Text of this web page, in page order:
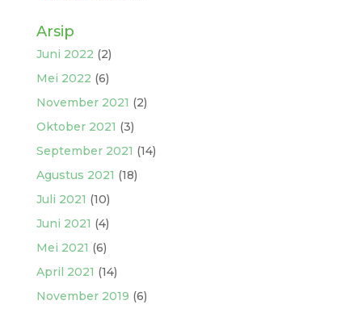
Arsip
Juni 2022 (2)
Mei 2022 (6)
November 2021 (2)
Oktober 2021 (3)
September 2021 (14)
Agustus 2021 (18)
Juli 2021 (10)
Juni 2021 (4)
Mei 2021 (6)
April 2021 (14)
November 2019 (6)